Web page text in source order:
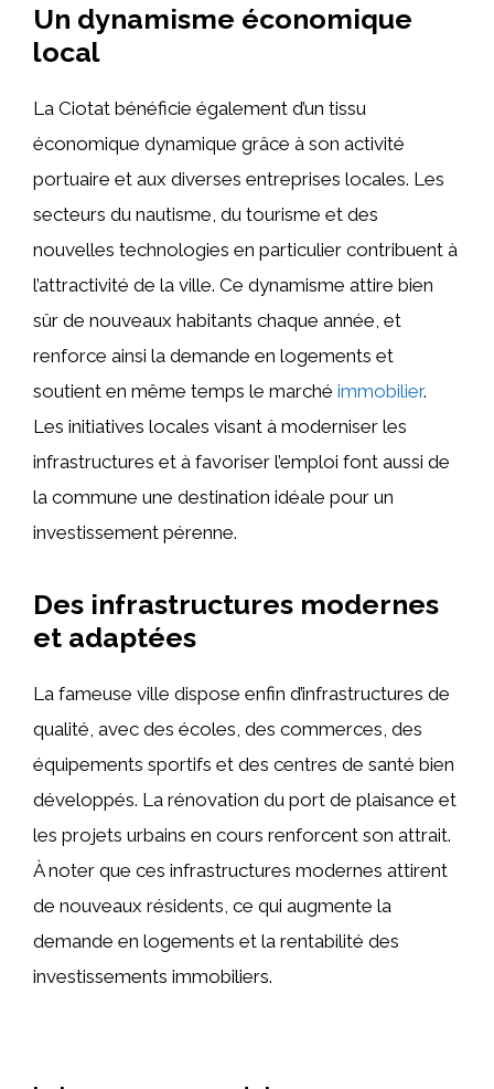
Un dynamisme économique
local
La Ciotat bénéficie également d’un tissu
économique dynamique grâce à son activité
portuaire et aux diverses entreprises locales. Les
secteurs du nautisme, du tourisme et des
nouvelles technologies en particulier contribuent à
l’attractivité de la ville. Ce dynamisme attire bien
sûr de nouveaux habitants chaque année, et
renforce ainsi la demande en logements et
soutient en même temps le marché immobilier.
Les initiatives locales visant à moderniser les
infrastructures et à favoriser l’emploi font aussi de
la commune une destination idéale pour un
investissement pérenne.
Des infrastructures modernes
et adaptées
La fameuse ville dispose enfin d’infrastructures de
qualité, avec des écoles, des commerces, des
équipements sportifs et des centres de santé bien
développés. La rénovation du port de plaisance et
les projets urbains en cours renforcent son attrait.
À noter que ces infrastructures modernes attirent
de nouveaux résidents, ce qui augmente la
demande en logements et la rentabilité des
investissements immobiliers.